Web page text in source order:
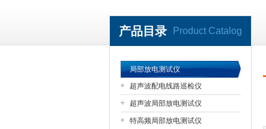
扬州国浩电气有限公司
产品目录 Product Catalog
局部放电测试仪
超声波配电线路巡检仪
超声波局部放电测试仪
特高频局部放电测试仪